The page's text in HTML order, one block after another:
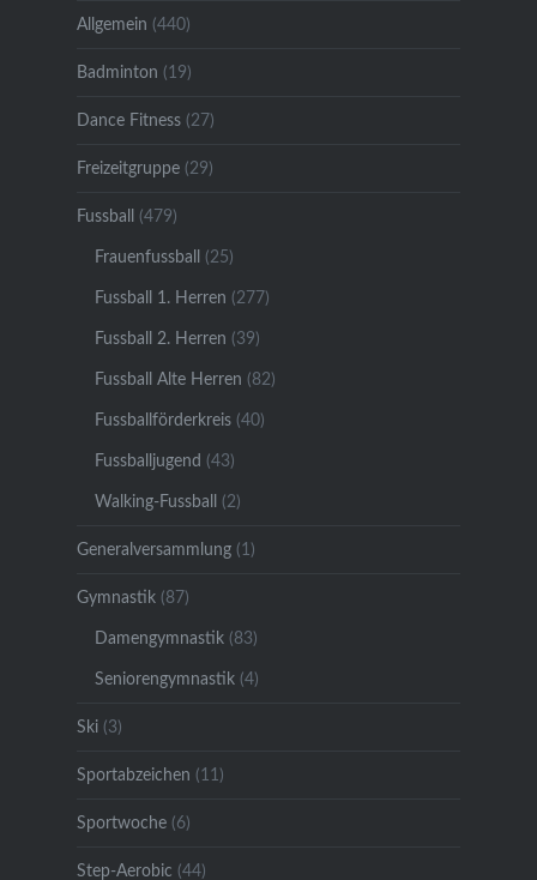
Allgemein (440)
Badminton (19)
Dance Fitness(27)
Freizeitgruppe(29)
Fussball (479)
Frauenfussball (25)
Fussball 1. Herren (277)
Fussball 2. Herren (39)
Fussball Alte Herren (82)
Fussballförderkreis(40)
Fussballjugend (43)
Walking-Fussball (2)
Generalversammlung(1)
Gymnastik(87)
Damengymnastik(83)
Seniorengymnastik(4)
Ski(3)
Sportabzeichen (11)
Sportwoche(6)
Step-Aerobic (44)